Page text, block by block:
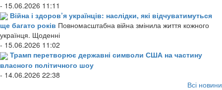
- 15.06.2026 11:11
Війна і здоров’я українців: наслідки, які відчуватимуться
ще багато років Повномасштабна війна змінила життя кожного
українця. Щоденні
- 15.06.2026 11:02
Трамп перетворює державні символи США на частину
власного політичного шоу
- 14.06.2026 22:38
Всі новини